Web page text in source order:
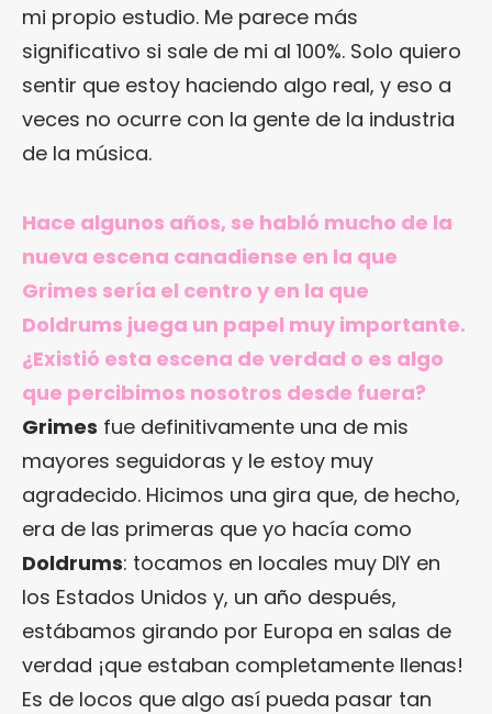
mi propio estudio. Me parece más
significativo si sale de mi al 100%. Solo quiero
sentir que estoy haciendo algo real, y eso a
veces no ocurre con la gente de la industria
de la música.
Hace algunos años, se habló mucho de la
nueva escena canadiense en la que
Grimes sería el centro y en la que
Doldrums juega un papel muy importante.
¿Existió esta escena de verdad o es algo
que percibimos nosotros desde fuera?
Grimes fue definitivamente una de mis
mayores seguidoras y le estoy muy
agradecido. Hicimos una gira que, de hecho,
era de las primeras que yo hacía como
Doldrums: tocamos en locales muy DIY en
los Estados Unidos y, un año después,
estábamos girando por Europa en salas de
verdad ¡que estaban completamente llenas!
Es de locos que algo así pueda pasar tan